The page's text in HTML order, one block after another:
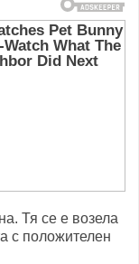
Тя се е возела
с положителен